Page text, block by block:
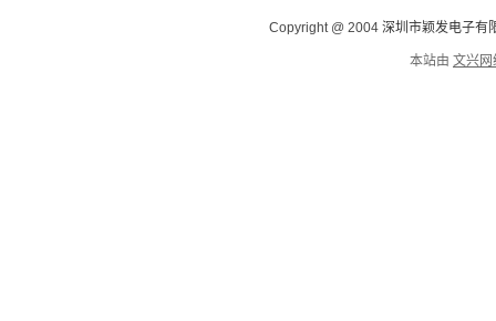
Copyright @ 2004 深圳市颖发电子有
本站由 文兴网